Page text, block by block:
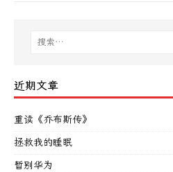
近期文章
重读《乔布斯传》
拯救我的睡眠
暂别华为